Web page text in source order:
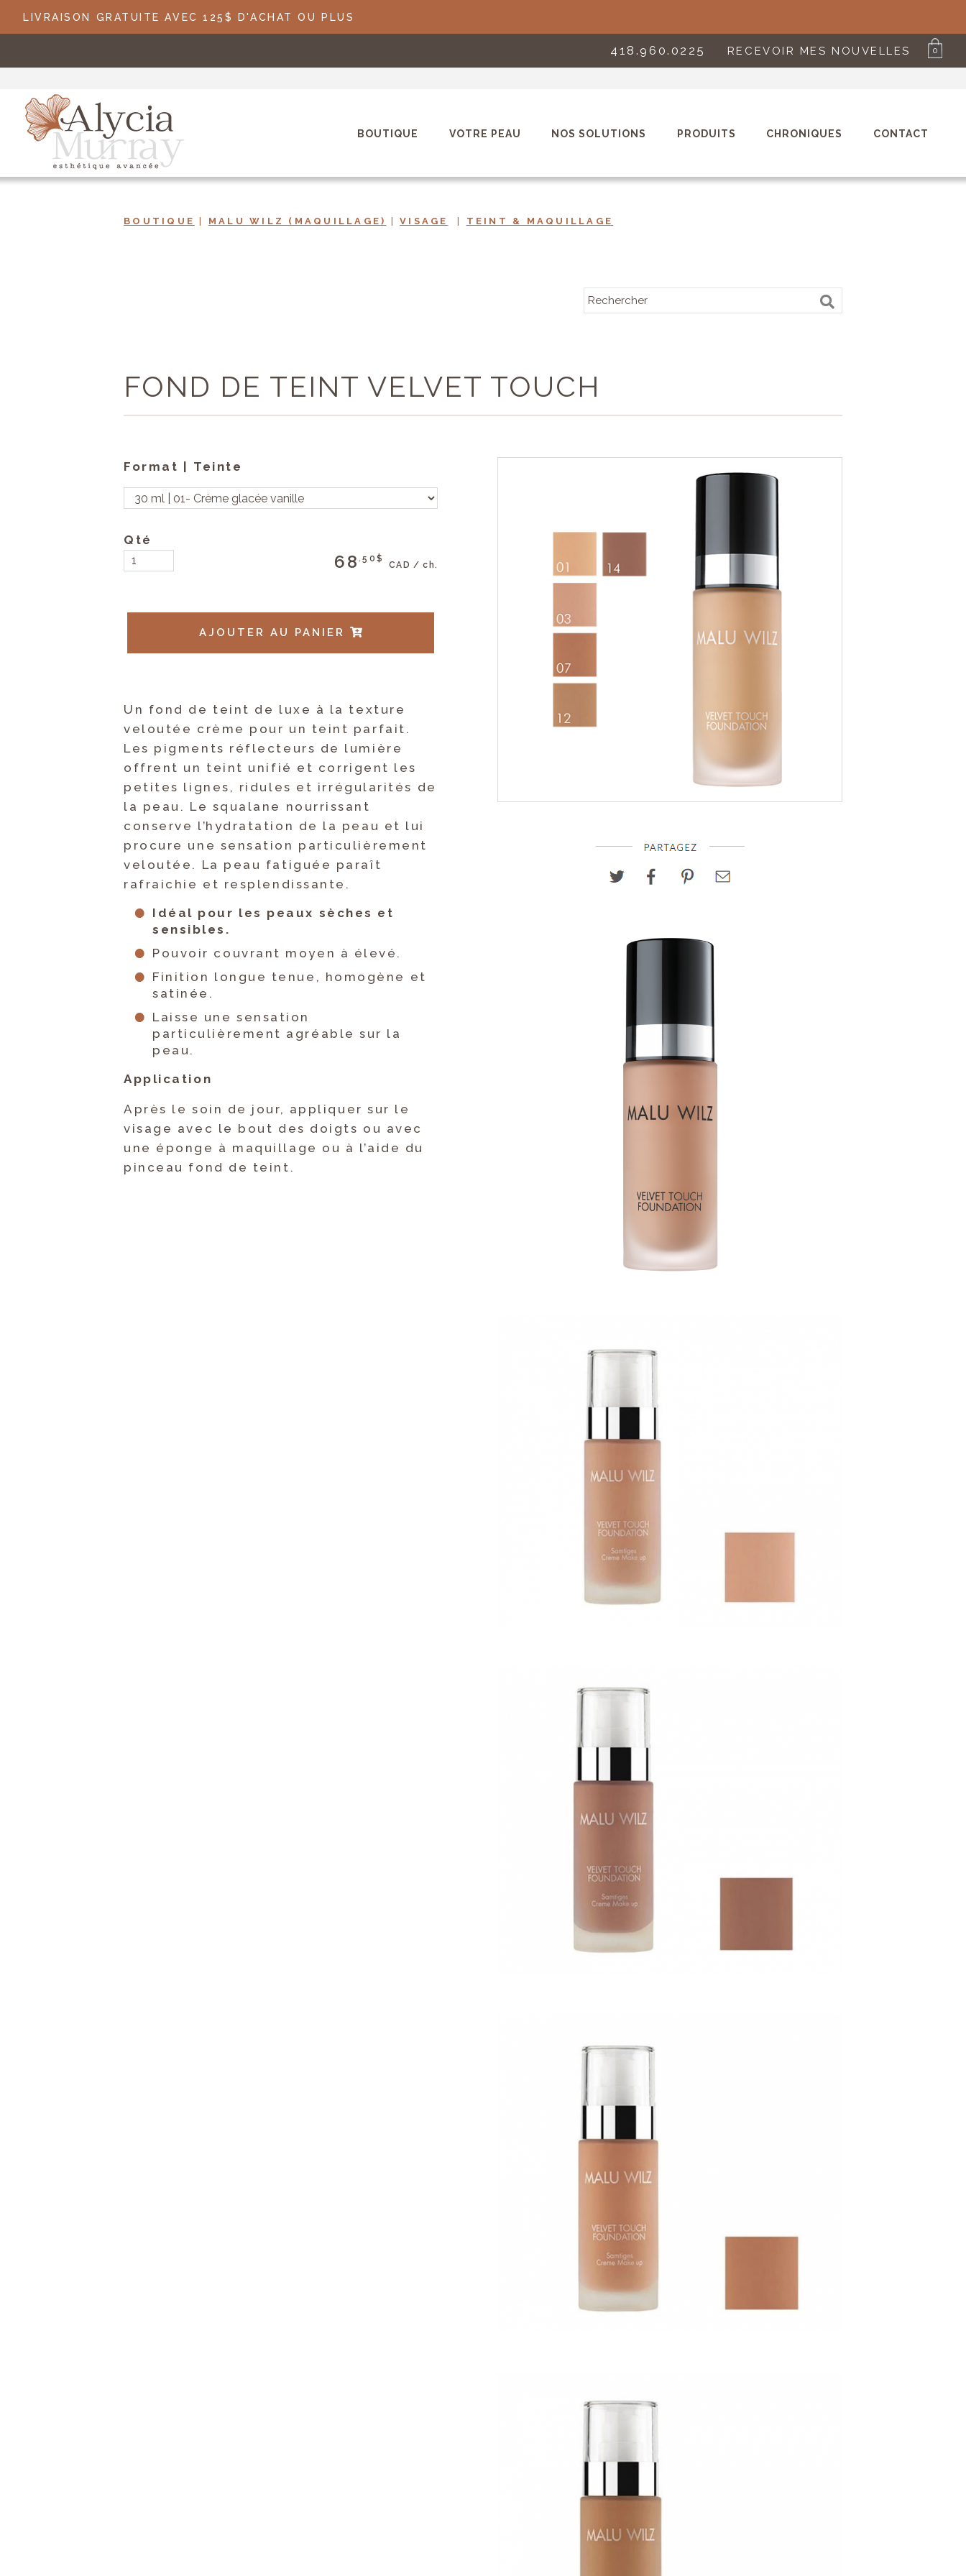
LIVRAISON GRATUITE AVEC 125$ D'ACHAT OU PLUS
0
RECEVOIR MES NOUVELLES
418.960.0225
BOUTIQUE VOTRE PEAU NOS SOLUTIONS PRODUITS CHRONIQUES CONTACT
BOUTIQUE MALU WILZ (MAQUILLAGE) VISAGE TEINT & MAQUILLAGE
FOND DE TEINT VELVET TOUCH
Format | Teinte
Qté
68.50$
CAD / ch.
AJOUTER AU PANIER
Un fond de teint de luxe à la texture
veloutée crème pour un teint parfait.
Les pigments réflecteurs de lumière
offrent un teint unifié et corrigent les
petites lignes, ridules et irrégularités de
la peau. Le squalane nourrissant
conserve l’hydratation de la peau et lui
procure une sensation particulièrement
veloutée. La peau fatiguée paraît
rafraichie et resplendissante.
Idéal pour les peaux sèches et
sensibles.
Pouvoir couvrant moyen à élevé.
Finition longue tenue, homogène et
satinée.
Laisse une sensation
particulièrement agréable sur la
peau.
Application
Après le soin de jour, appliquer sur le
visage avec le bout des doigts ou avec
une éponge à maquillage ou à l’aide du
pinceau fond de teint.